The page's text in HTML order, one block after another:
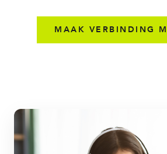
MAAK VERBINDING